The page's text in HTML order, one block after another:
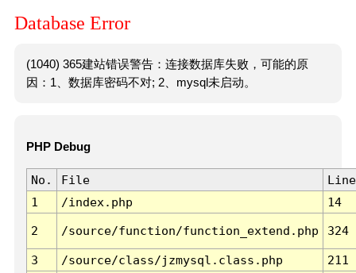
Database Error
(1040) 365建站错误警告：连接数据库失败，可能的原
因：1、数据库密码不对; 2、mysql未启动。
PHP Debug
No. File
Line
1
/index.php 14
2 /source/function/function_extend.php 324
3 /source/class/jzmysql.class.php
211